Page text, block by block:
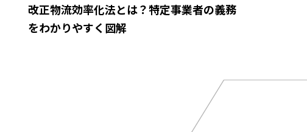
改正物流効率化法とは？特定事業者の義務
をわかりやすく図解